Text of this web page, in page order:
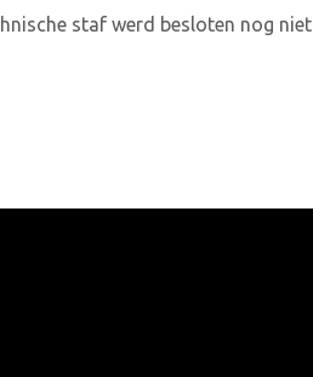
staf werd besloten nog